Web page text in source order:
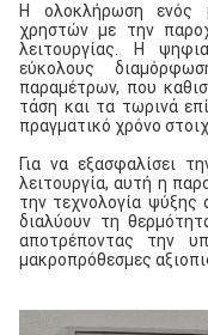
Η ολοκλήρωση ενός
χρηστών με την
λειτουργίας. Η
εύκολους
παραμέτρων, που
τάση και τα τωρινά
πραγματικό χρόνο
Για να εξασφαλίσει
λειτουργία, αυτή η
την τεχνολογία ψύξης
διαλύουν τη
αποτρέποντας την
μακροπρόθεσμες